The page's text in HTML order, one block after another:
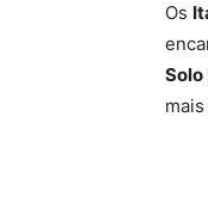
Os
Solo